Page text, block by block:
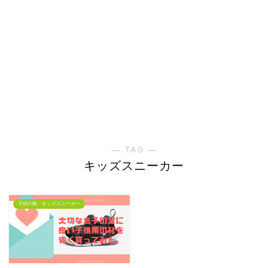
― TAG ―
キッズスニーカー
子供の靴・キッズスニーカー